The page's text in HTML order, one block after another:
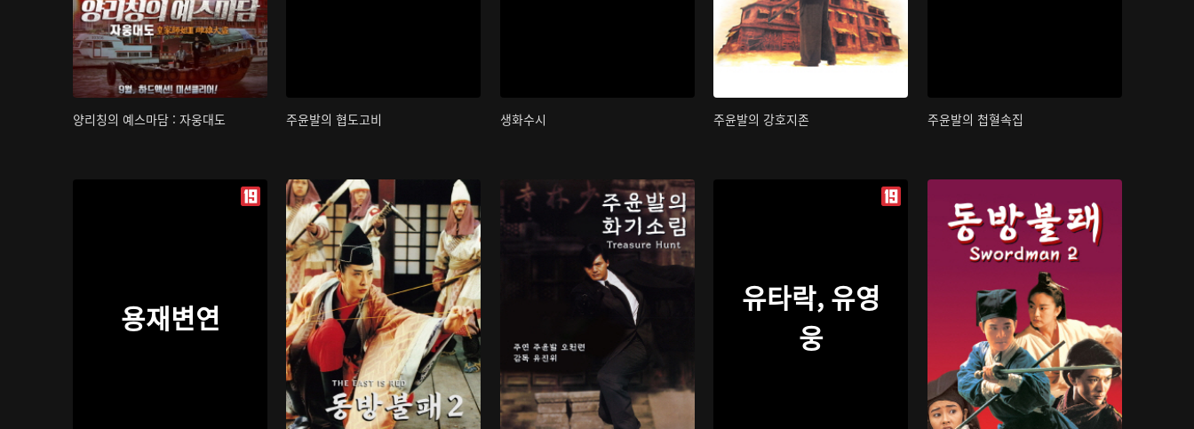
양리칭의 예스마담 : 자웅대도 주윤발의 협도고비 생화수시 주윤발의 강호지존 주윤발의 첩혈속집
용재변연
유타락, 유영
웅